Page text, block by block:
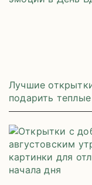
Лучшие
подарить